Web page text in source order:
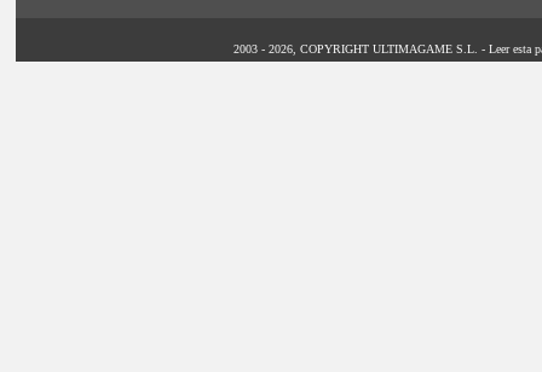
2003 - 2026, COPYRIGHT ULTIMAGAME S.L. - Leer esta